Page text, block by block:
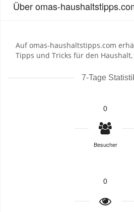
Über omas-
Auf omas-haushaltstipps.com
Tipps und Tricks für den
7-Tage
0
Besucher
0